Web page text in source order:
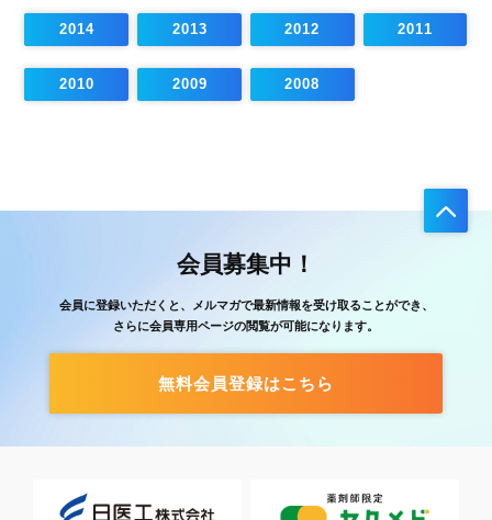
2014 2013 2012 2011
2010 2009 2008
会員募集中！
会員に登録いただくと、メルマガで最新情報を受け取ることができ、
さらに会員専用ページの閲覧が可能になります。
無料会員登録はこちら